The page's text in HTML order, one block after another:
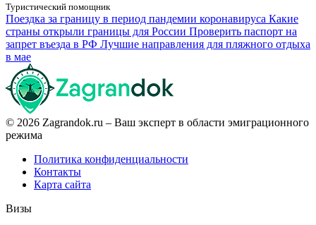
Туристический помощник
Поездка за границу в период пандемии коронавируса Какие
страны открыли границы для России Проверить паспорт на
запрет въезда в РФ Лучшие направления для пляжного отдыха
в мае
© 2026 Zagrandok.ru – Ваш эксперт в области эмиграционного
режима
Политика конфиденциальности
Контакты
Карта сайта
Визы